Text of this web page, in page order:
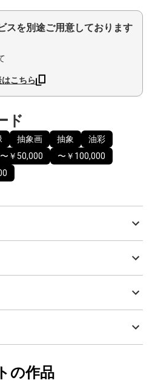
スを別途ご用意しております
こちら
ド
抽象画 抽象
油彩
〜￥50,000
〜￥100,000
の作品